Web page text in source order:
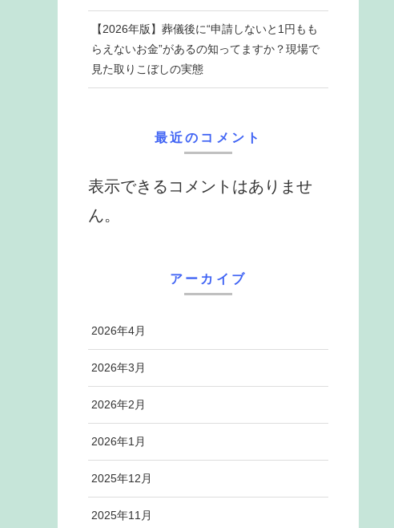
【2026年版】葬儀後に“申請しないと1円もも
らえないお金”があるの知ってますか？現場で
見た取りこぼしの実態
最近のコメント
表示できるコメントはありませ
ん。
アーカイブ
2026年4月
2026年3月
2026年2月
2026年1月
2025年12月
2025年11月